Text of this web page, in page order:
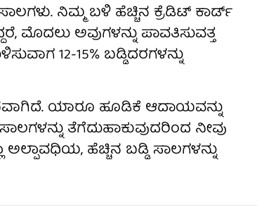
ನಿಮ್ಮ ಬಳಿ ಹೆಚ್ಚಿನ ಕ್ರೆಡಿಟ್ ಕಾರ್ಡ್
ಮೊದಲು ಅವುಗಳನ್ನು ಪಾವತಿಸುವತ್ತ
12-15% ಬಡ್ಡಿದರಗಳನ್ನು
ಯಾರೂ ಹೂಡಿಕೆ ಆದಾಯವನ್ನು
ತೆಗೆದುಹಾಕುವುದರಿಂದ ನೀವು
ಹೆಚ್ಚಿನ ಬಡ್ಡಿ ಸಾಲಗಳನ್ನು